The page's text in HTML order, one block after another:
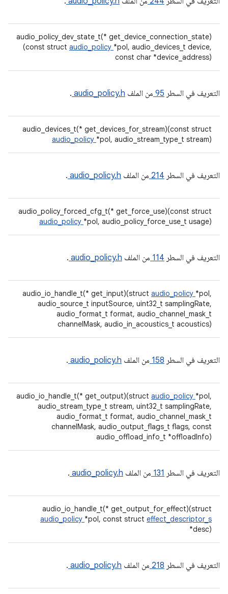
audio_policy_dev_state_t(* get_device_connection_state)
(const struct audio_policy *pol, audio_devices_t device,
const char *device_address)
التعريف في السطر 95 من الملف audio_policy.h
.
audio_devices_t(* get_devices_for_stream)(const struct
audio_policy *pol, audio_stream_type_t stream)
التعريف في السطر 214 من الملف audio_policy.h
.
audio_policy_forced_cfg_t(* get_force_use)(const struct
audio_policy *pol, audio_policy_force_use_t usage)
التعريف في السطر 114 من الملف audio_policy.h
.
audio_io_handle_t(* get_input)(struct audio_policy *pol,
audio_source_t inputSource, uint32_t samplingRate,
audio_format_t format, audio_channel_mask_t
channelMask, audio_in_acoustics_t acoustics)
التعريف في السطر 158 من الملف audio_policy.h
.
audio_io_handle_t(* get_output)(struct audio_policy *pol,
audio_stream_type_t stream, uint32_t samplingRate,
audio_format_t format, audio_channel_mask_t
channelMask, audio_output_flags_t flags, const
audio_offload_info_t *offloadInfo)
التعريف في السطر 131 من الملف audio_policy.h
.
audio_io_handle_t(* get_output_for_effect)(struct
audio_policy *pol, const struct effect_descriptor_s
*desc)
التعريف في السطر 218 من الملف audio_policy.h
.